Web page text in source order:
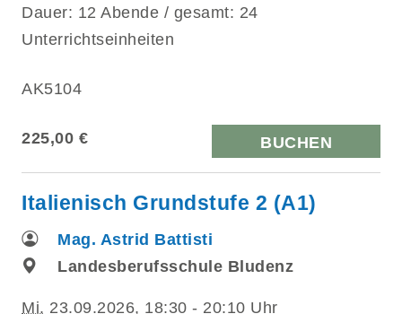
Dauer: 12 Abende / gesamt: 24
Unterrichtseinheiten
AK5104
225,00 € BUCHEN
Italienisch Grundstufe 2 (A1)
Mag. Astrid Battisti
Landesberufsschule Bludenz
Mi. 23.09.2026, 18:30 - 20:10 Uhr